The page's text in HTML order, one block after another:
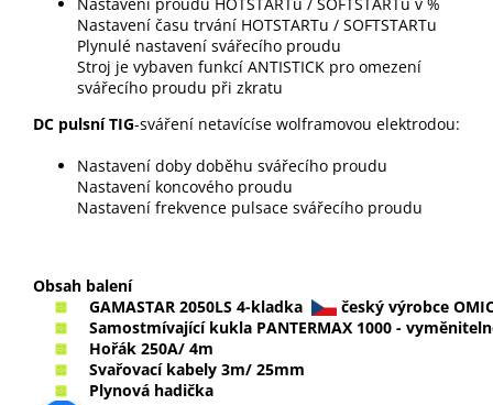
Nastavení času trvání HOTSTARTu / SOFTSTARTu
Plynulé nastavení svářecího proudu
Stroj je vybaven funkcí ANTISTICK pro omezení
svářecího proudu při zkratu
DC pulsní TIG-sváření netavícíse wolframovou elektrodou:
Nastavení doby doběhu svářecího proudu
Nastavení koncového proudu
Nastavení frekvence pulsace svářecího proudu
Obsah balení
GAMASTAR 2050LS 4-kladka
český výrobce
Samostmívající kukla PANTERMAX 1000 -
Hořák 250A/ 4m
Svařovací kabely 3m/ 25mm
Plynová hadička